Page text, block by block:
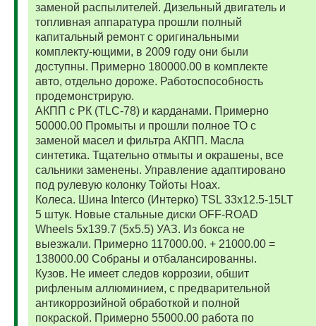
заменой распылителей. Дизельный двигатель и
топливная аппаратура прошли полный
капитальный ремонт с оригинальными
комплекту-ющими, в 2009 году они были
доступны. Примерно 180000.00 в комплекте
авто, отдельно дороже. Работоспособность
продемонстрирую.
АКПП с РК (TLC-78) и карданами. Примерно
50000.00 Промыты и прошли полное ТО с
заменой масел и фильтра АКПП. Масла
синтетика. Тщательно отмыты и окрашены, все
сальники заменены. Управление адаптировано
под рулевую колонку Тойоты Ноах.
Колеса. Шина Interco (Интерко) TSL 33x12.5-15LT
5 штук. Новые стальные диски OFF-ROAD
Wheels 5x139.7 (5x5.5) УАЗ. Из бокса не
выезжали. Примерно 117000.00. + 21000.00 =
138000.00 Собраны и отбалансированны.
Кузов. Не имеет следов коррозии, обшит
рифленым аллюминием, с предварительной
антикоррозийной обработкой и полной
покраской. Примерно 55000.00 работа по